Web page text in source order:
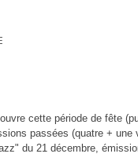
cette période de fête
passées (quatre +
du 21 décembre,